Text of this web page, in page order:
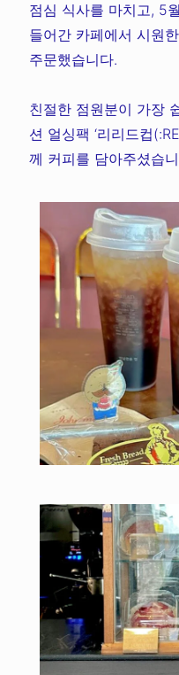
점심 식사를 마치고, 5
들어간 카페에서 시원
주문했습니다.
친절한 점원분이 가장
션 얼싱팩 ‘리리드컵
께 커피를 담아주셨습